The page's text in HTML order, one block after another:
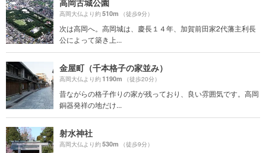
高岡古城公園
高岡大仏より約510m （徒歩9分）
次は高岡へ。高岡城は、慶長１４年、加賀前田家2代藩主利長
公によって築き上...
金屋町（千本格子の家並み）
高岡大仏より約1190m （徒歩20分）
昔ながらの格子作りの家が残っており、良い雰囲気です。高岡
銅器発祥の地だけ...
射水神社
高岡大仏より約530m （徒歩9分）